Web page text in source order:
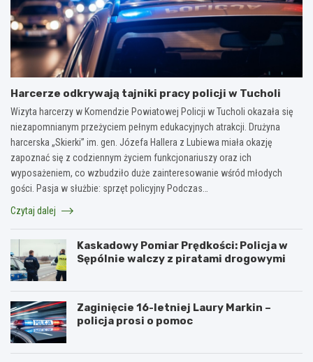
Harcerze odkrywają tajniki pracy policji w Tucholi
Wizyta harcerzy w Komendzie Powiatowej Policji w Tucholi okazała się
niezapomnianym przeżyciem pełnym edukacyjnych atrakcji. Drużyna
harcerska „Skierki” im. gen. Józefa Hallera z Lubiewa miała okazję
zapoznać się z codziennym życiem funkcjonariuszy oraz ich
wyposażeniem, co wzbudziło duże zainteresowanie wśród młodych
gości. Pasja w służbie: sprzęt policyjny Podczas…
Czytaj dalej
Kaskadowy Pomiar Prędkości: Policja w
Sępólnie walczy z piratami drogowymi
Zaginięcie 16-letniej Laury Markin –
policja prosi o pomoc